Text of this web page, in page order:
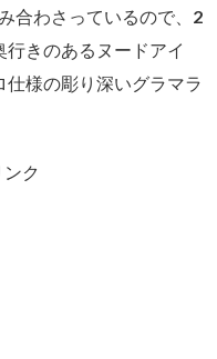
合わさっているので、2
きのあるヌードアイ
様の彫り深いグラマラ
ク